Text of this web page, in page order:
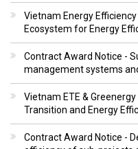
Vietnam Energy
Ecosystem for Energy
Contract Award Notice -
management systems
Vietnam ETE &
Transition and Energy
Contract Award Notice -